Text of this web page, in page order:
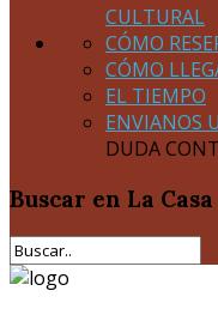
CULTURAL
CÓMO
CÓMO
EL TIEMPO
ENVIANOS
DUDA
Buscar en La